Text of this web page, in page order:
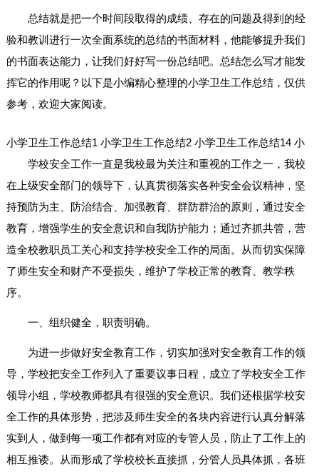
总结就是把一个时间段取得的成绩、存在的问题及得到的经
验和教训进行一次全面系统的总结的书面材料，他能够提升我们
的书面表达能力，让我们好好写一份总结吧。总结怎么写才能发
挥它的作用呢？以下是小编精心整理的小学卫生工作总结，仅供
参考，欢迎大家阅读。
小学卫生工作总结1
学校安全工作一直是我校最为关注和重视的工作之一，我校
在上级安全部门的领导下，认真贯彻落实各种安全会议精神，坚
持预防为主、防治结合、加强教育、群防群治的原则，通过安全
教育，增强学生的安全意识和自我防护能力；通过齐抓共管，营
造全校教职员工关心和支持学校安全工作的局面。从而切实保障
了师生安全和财产不受损失，维护了学校正常的教育、教学秩
序。
一、组织健全，职责明确。
为进一步做好安全教育工作，切实加强对安全教育工作的领
导，学校把安全工作列入了重要议事日程，成立了学校安全工作
领导小组，学校教师都具有很强的安全意识。我们还根据学校安
全工作的具体形势，把涉及师生安全的各块内容进行认真分解落
实到人，做到每一项工作都有对应的专管人员，防止了工作上的
相互推诿。从而形成了学校校长直接抓，分管人员具体抓，各班
小学卫生工作总结2 小学卫生工作总结14 小